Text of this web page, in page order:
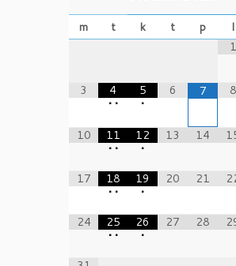
m t k t p l
1
3
4
• •
5
•
6 7 8
10
11
• •
12
•
13 14
17
18
• •
19
•
20 21
24
25
• •
26
•
27 28